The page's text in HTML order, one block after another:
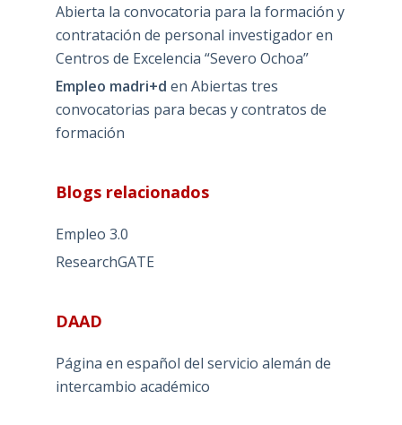
Abierta la convocatoria para la formación y
contratación de personal investigador en
Centros de Excelencia “Severo Ochoa”
Empleo madri+d en Abiertas tres
convocatorias para becas y contratos de
formación
Blogs relacionados
Empleo 3.0
ResearchGATE
DAAD
Página en español del servicio alemán de
intercambio académico